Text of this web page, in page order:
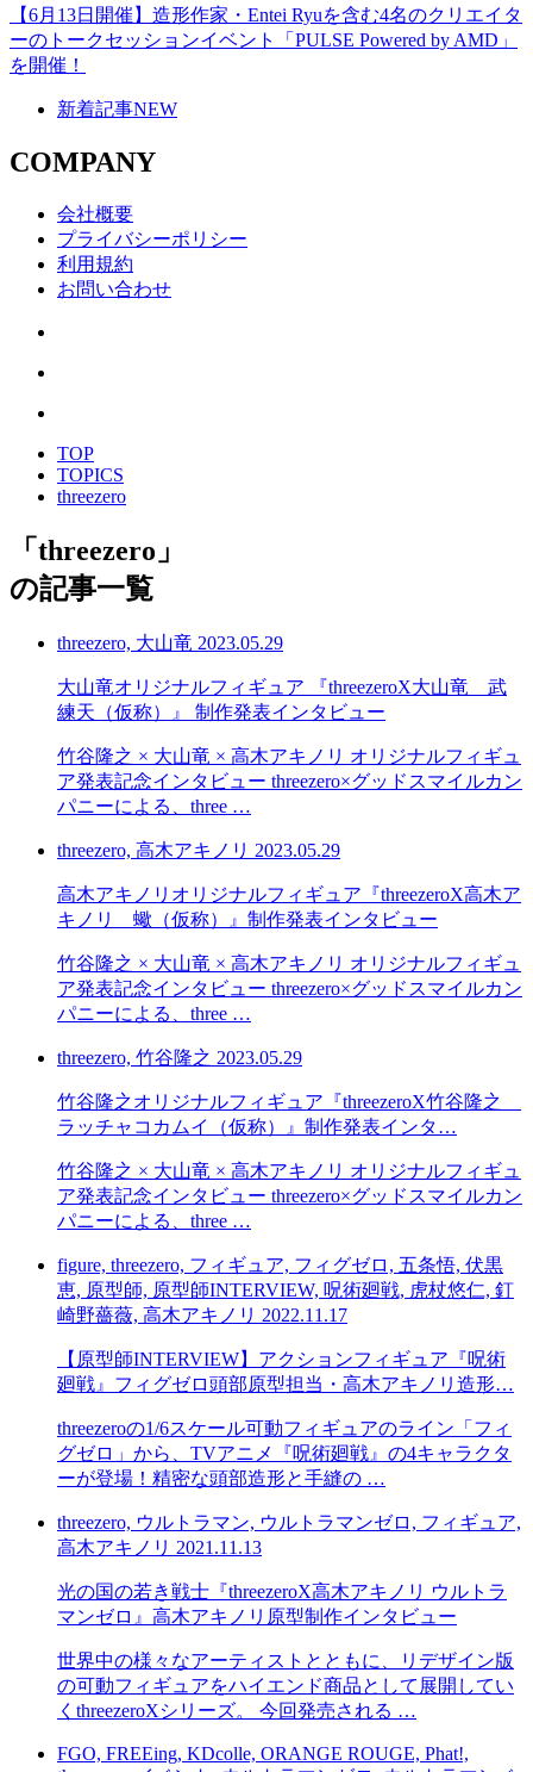
【6月13日開催】造形作家・Entei Ryuを含む4名のクリエイタ
ーのトークセッションイベント「PULSE Powered by AMD」
を開催！
新着記事NEW
COMPANY
会社概要
プライバシーポリシー
利用規約
お問い合わせ
TOP
TOPICS
threezero
「 threezero 」
の記事一覧
threezero, 大山竜 2023.05.29
大山竜オリジナルフィギュア 『threezeroX大山竜 武
練天（仮称）』 制作発表インタビュー
竹谷隆之 × 大山竜 × 高木アキノリ オリジナルフィギュ
ア発表記念インタビュー threezero×グッドスマイルカン
パニーによる、three …
threezero, 高木アキノリ 2023.05.29
高木アキノリオリジナルフィギュア『threezeroX高木ア
キノリ 蠍（仮称）』制作発表インタビュー
竹谷隆之 × 大山竜 × 高木アキノリ オリジナルフィギュ
ア発表記念インタビュー threezero×グッドスマイルカン
パニーによる、three …
threezero, 竹谷隆之 2023.05.29
竹谷隆之オリジナルフィギュア『threezeroX竹谷隆之
ラッチャコカムイ（仮称）』制作発表インタ…
竹谷隆之 × 大山竜 × 高木アキノリ オリジナルフィギュ
ア発表記念インタビュー threezero×グッドスマイルカン
パニーによる、three …
figure, threezero, フィギュア, フィグゼロ, 五条悟, 伏黒
恵, 原型師, 原型師INTERVIEW, 呪術廻戦, 虎杖悠仁, 釘
崎野薔薇, 高木アキノリ 2022.11.17
【原型師INTERVIEW】アクションフィギュア『呪術
廻戦』フィグゼロ頭部原型担当・高木アキノリ造形…
threezeroの1/6スケール可動フィギュアのライン「フィ
グゼロ」から、TVアニメ『呪術廻戦』の4キャラクタ
ーが登場！精密な頭部造形と手縫の …
threezero, ウルトラマン, ウルトラマンゼロ, フィギュア,
高木アキノリ 2021.11.13
光の国の若き戦士『threezeroX高木アキノリ ウルトラ
マンゼロ』高木アキノリ原型制作インタビュー
世界中の様々なアーティストとともに、リデザイン版
の可動フィギュアをハイエンド商品として展開してい
くthreezeroXシリーズ。 今回発売される …
FGO, FREEing, KDcolle, ORANGE ROUGE, Phat!,